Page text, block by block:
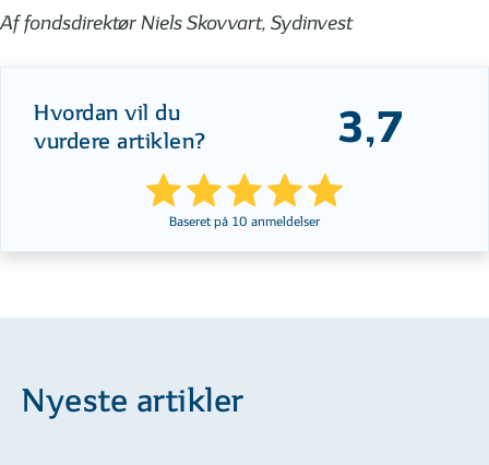
Af fondsdirektør Niels Skovvart, Sydinvest
Hvordan vil du
vurdere artiklen?
3,7
Baseret på 10 anmeldelser
Nyeste artikler